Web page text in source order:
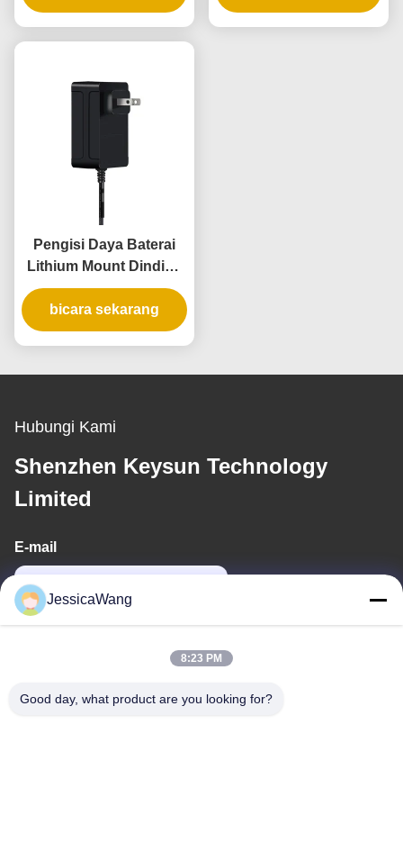
untuk Baterai Li-ion
Perlindungan Sirkuit
Pengisi Daya Baterai
Lithium Mount Dinding
dengan Output 16.8V
25.2V, Material Tahan
Api PC
bicara sekarang
Hubungi Kami
Shenzhen Keysun Technology
Limited
E-mail
JessicaWang
8:23 PM
Good day, what product are you looking for?